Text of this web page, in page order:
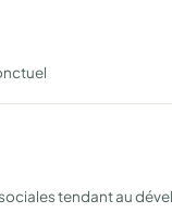
tendant au